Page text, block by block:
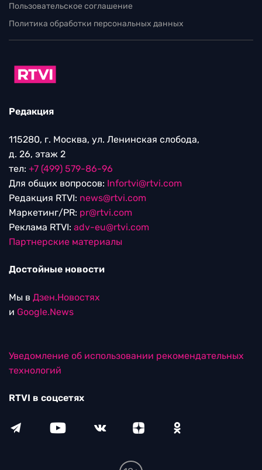
Пользовательское соглашение
Политика обработки персональных данных
Редакция
115280, г. Москва, ул. Ленинская слобода,
д. 26, этаж 2
тел: +7 (499) 579-86-96
Для общих вопросов: Infortvi@rtvi.com
Редакция RTVI: news@rtvi.com
Маркетинг/PR: pr@rtvi.com
Реклама RTVI: adv-eu@rtvi.com
Партнерские материалы
Достойные новости
Мы в Дзен.Новостях
и Google.News
Уведомление об использовании рекомендательных
технологий
RTVI в соцсетях